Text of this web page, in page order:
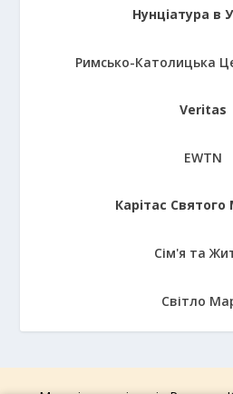
Нунціатура в
Римсько-Католицька
Veritas
EWTN
Карітас
Сім'я та
Світло